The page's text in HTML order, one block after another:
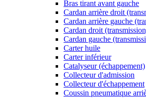
Bras tirant avant gauche
Cardan arrière droit
Cardan arrière gauche
Cardan droit
Cardan gauche
Carter huile
Carter inférieur
Catalyseur (échappement)
Collecteur d'admission
Collecteur d'échappement
Coussin pneumatique